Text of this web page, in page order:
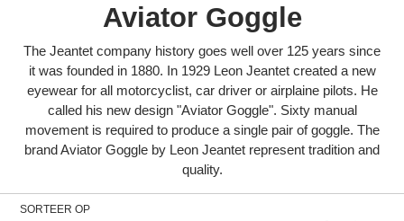
C
o
l
l
e
Aviator Goggle
The Jeantet company history goes well over 125 years since
it was founded in 1880. In 1929 Leon Jeantet created a new
eyewear for all motorcyclist, car driver or airplaine pilots. He
called his new design "Aviator Goggle". Sixty manual
movement is required to produce a single pair of goggle. The
brand Aviator Goggle by Leon Jeantet represent tradition and
quality.
SORTEER OP